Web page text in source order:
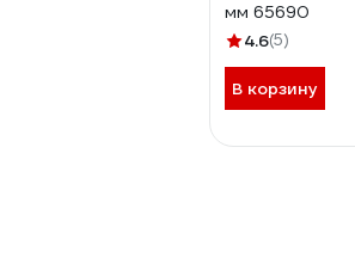
мм 65690
4.6(5)
В корзину